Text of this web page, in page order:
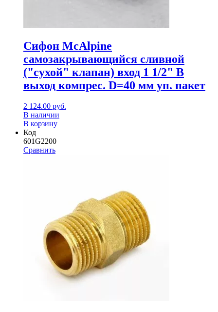
Сифон McAlpine
самозакрывающийся сливной
("сухой" клапан) вход 1 1/2" В
выход компрес. D=40 мм уп. пакет
2 124.00 руб.
В наличии
В корзину
Код
601G2200
Сравнить